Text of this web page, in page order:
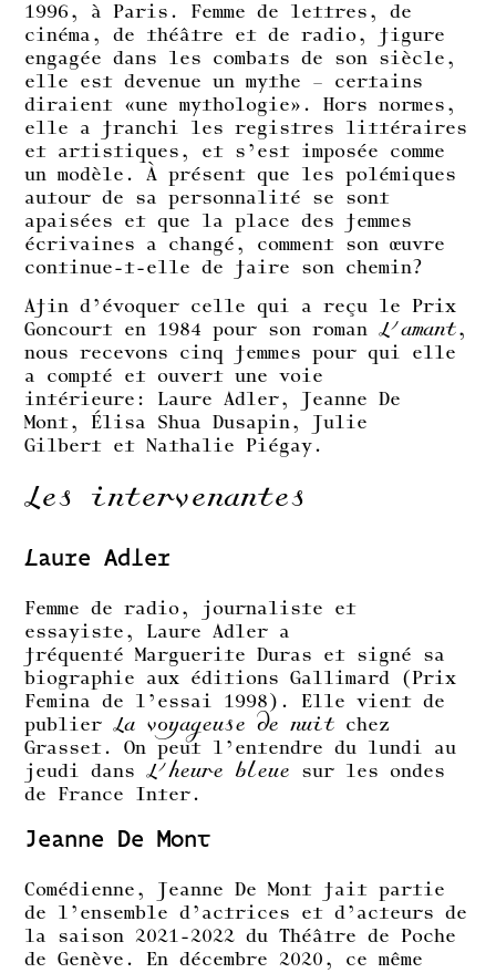
1996, à Paris. Femme de lettres, de
cinéma, de théâtre et de radio, figure
engagée dans les combats de son siècle,
elle est devenue un mythe – certains
diraient «une mythologie». Hors normes,
elle a franchi les registres littéraires
et artistiques, et s’est imposée comme
un modèle. À présent que les polémiques
autour de sa personnalité se sont
apaisées et que la place des femmes
écrivaines a changé, comment son œuvre
continue-t-elle de faire son chemin?
Afin d’évoquer celle qui a reçu le Prix
Goncourt en 1984 pour son romanL’amant,
nous recevons cinq femmes pour qui elle
a compté et ouvert une voie
intérieure: Laure Adler, Jeanne De
Mont, Élisa Shua Dusapin, Julie
Gilbert et Nathalie Piégay.
Les intervenantes
Laure Adler
Femme de radio, journaliste et
essayiste, Laure Adler a
fréquenté Marguerite Duras et signé sa
biographie aux éditions Gallimard (Prix
Femina de l’essai 1998). Elle vient de
publierLa voyageuse de nuit chez
Grasset. On peut l’entendre du lundi au
jeudi dansL’heure bleue sur les ondes
de France Inter.
Jeanne De Mont
Comédienne, Jeanne De Mont fait partie
de l’ensemble d’actrices et d’acteurs de
la saison 2021-2022 du Théâtre de Poche
de Genève. En décembre 2020, ce même